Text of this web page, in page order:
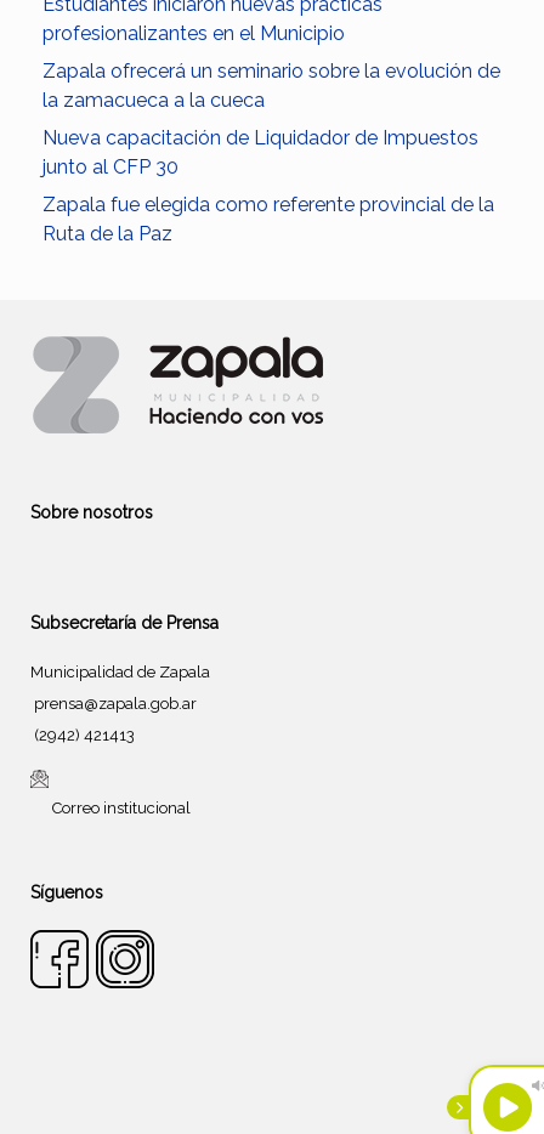
profesionalizantes en el Municipio
Zapala ofrecerá un seminario sobre la evolución de
la zamacueca a la cueca
Nueva capacitación de Liquidador de Impuestos
junto al CFP 30
Zapala fue elegida como referente provincial de la
Ruta de la Paz
Sobre nosotros
Subsecretaría de Prensa
Municipalidad de Zapala
prensa@zapala.gob.ar
(2942) 421413
Correo institucional
Síguenos